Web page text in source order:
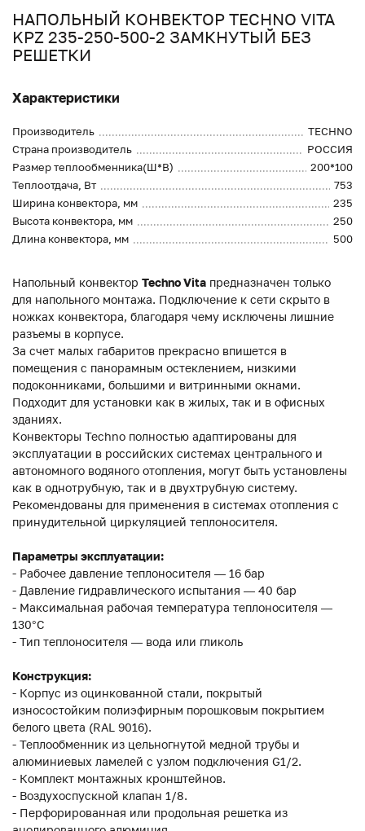
НАПОЛЬНЫЙ КОНВЕКТОР TECHNO VITA
KPZ 235-250-500-2 ЗАМКНУТЫЙ БЕЗ
РЕШЕТКИ
Характеристики
Производитель
TECHNO
Страна производитель
РОССИЯ
Размер теплообменника(Ш*В)
200*100
Теплоотдача, Вт
753
Ширина конвектора, мм
235
Высота конвектора, мм
250
Длина конвектора, мм
500
Напольный конвектор Techno Vita предназначен только
для напольного монтажа. Подключение к сети скрыто в
ножках конвектора, благодаря чему исключены лишние
разъемы в корпусе.
За счет малых габаритов прекрасно впишется в
помещения с панорамным остеклением, низкими
подоконниками, большими и витринными окнами.
Подходит для установки как в жилых, так и в офисных
зданиях.
Конвекторы Techno полностью адаптированы для
эксплуатации в российских системах центрального и
автономного водяного отопления, могут быть установлены
как в однотрубную, так и в двухтрубную систему.
Рекомендованы для применения в системах отопления с
принудительной циркуляцией теплоносителя.
Параметры эксплуатации:
- Рабочее давление теплоносителя — 16 бар
- Давление гидравлического испытания — 40 бар
- Максимальная рабочая температура теплоносителя —
130°С
- Тип теплоносителя — вода или гликоль
Конструкция:
- Корпус из оцинкованной стали, покрытый
износостойким полиэфирным порошковым покрытием
белого цвета (RAL 9016).
- Теплообменник из цельногнутой медной трубы и
алюминиевых ламелей с узлом подключения G1/2.
- Комплект монтажных кронштейнов.
- Воздухоспускной клапан 1/8.
- Перфорированная или продольная решетка из